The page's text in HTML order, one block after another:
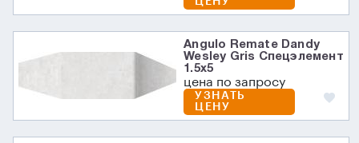
Angulo Remate Dandy
Wesley Gris Спецэлемент
1.5x5
цена по запросу
УЗНАТЬ
ЦЕНУ